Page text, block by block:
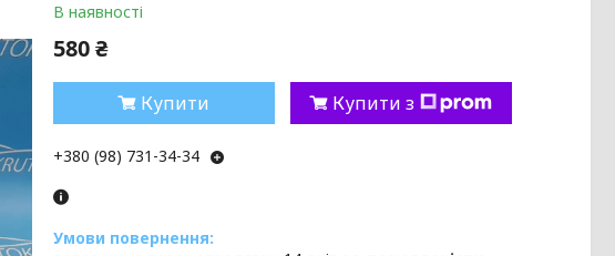
В наявності
580 ₴
Купити Купити з
+380 (98) 731-34-34